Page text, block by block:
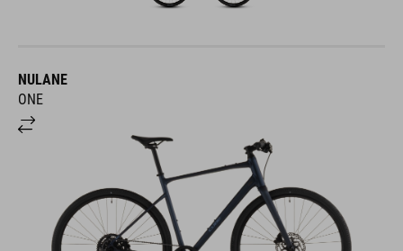
NULANE
ONE